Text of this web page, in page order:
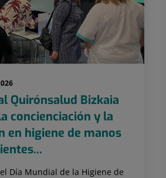
Quirónsalud Bizkaia
concienciación y la
en higiene de manos
Día Mundial de la Higiene de